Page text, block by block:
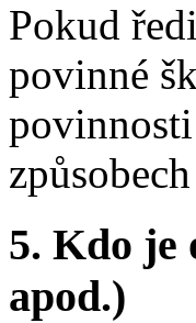
Pokud
povinné
5. Kdo je
apod.)